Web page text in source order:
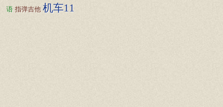
语 指弹吉他 机车11